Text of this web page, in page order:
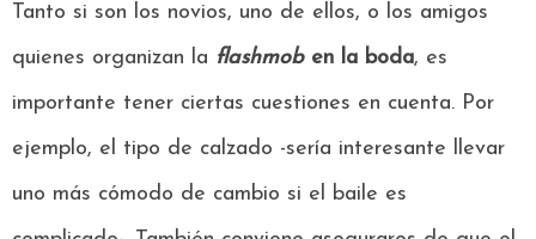
Tanto si son los novios, uno de ellos, o los amigos
quienes organizan la flashmoben la boda, es
importante tener ciertas cuestiones en cuenta. Por
ejemplo, el tipo de calzado -sería interesante llevar
uno más cómodo de cambio si el baile es